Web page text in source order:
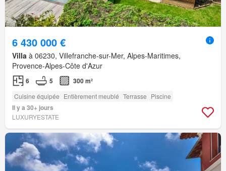
6 430 000 €
Villa à 06230, Villefranche-sur-Mer, Alpes-Maritimes,
Provence-Alpes-Côte d'Azur
6 5 300 m²
Cuisine équipée Entièrement meublé Terrasse Piscine
Il y a 30+ jours
LUXURYESTATE